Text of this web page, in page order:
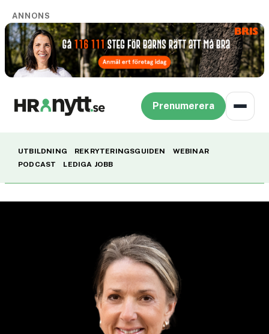
ANNONS
Prenumerera
UTBILDNING REKRYTERINGSGUIDEN
WEBINAR
PODCAST
LEDIGA JOBB